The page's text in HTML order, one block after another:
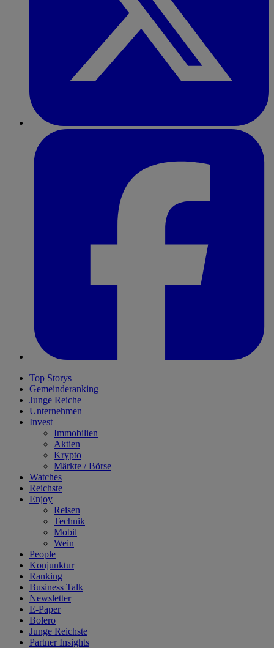
Top Storys
Gemeinderanking
Junge Reiche
Unternehmen
Invest
Immobilien
Aktien
Krypto
Märkte / Börse
Watches
Reichste
Enjoy
Reisen
Technik
Mobil
Wein
People
Konjunktur
Ranking
Business Talk
Newsletter
E-Paper
Bolero
Junge Reichste
Partner Insights